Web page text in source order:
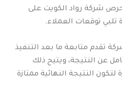
شركة رواد الكويت على
تلبي توقعات العملاء.
تقدم متابعة ما بعد التنفيذ
عن النتيجة، ويتيح ذلك
النتيجة النهائية ممتازة